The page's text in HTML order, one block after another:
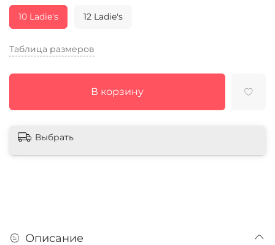
Таблица размеров
В корзину
10 Ladie's 12 Ladie's
Выбрать
Описание